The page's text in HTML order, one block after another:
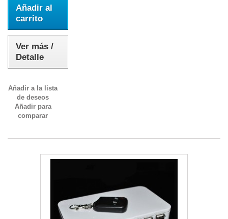
Añadir al
carrito
Ver más /
Detalle
Añadir a la lista
de deseos
Añadir para
comparar